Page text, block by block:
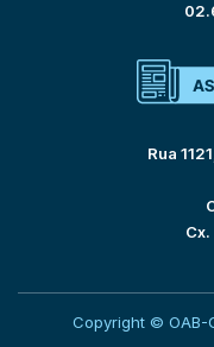
Rua
Cx.
Copyright © OAB-